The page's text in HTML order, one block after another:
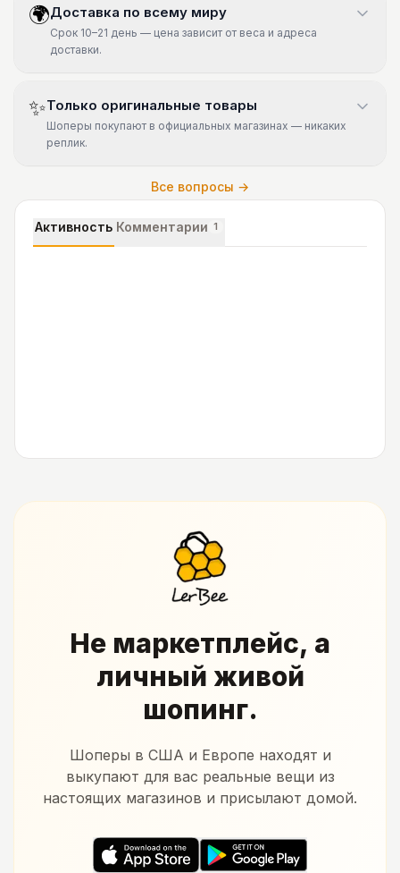
🌍Доставка по всему миру
Срок 10–21 день — цена зависит от веса и адреса
доставки.
✨Только оригинальные товары
Шоперы покупают в официальных магазинах — никаких
реплик.
Все вопросы →
Активность Комментарии 1
Не маркетплейс, а
личный живой
шопинг.
Шоперы в США и Европе находят и
выкупают для вас реальные вещи из
настоящих магазинов и присылают домой.